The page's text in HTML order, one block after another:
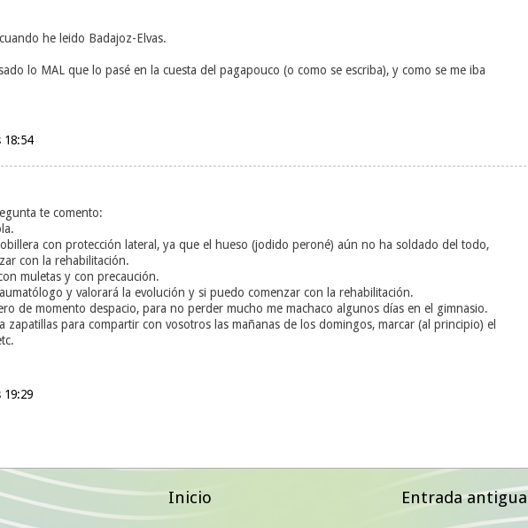
he leido Badajoz-Elvas.
lo MAL que lo pasé en la cuesta del pagapouco (o como se escriba), y como se me iba
18:54
te comento:
con protección lateral, ya que el hueso (jodido peroné) aún no ha soldado del todo,
con la rehabilitación.
muletas y con precaución.
y valorará la evolución y si puedo comenzar con la rehabilitación.
de momento despacio, para no perder mucho me machaco algunos días en el gimnasio.
zapatillas para compartir con vosotros las mañanas de los domingos, marcar (al principio) el
19:29
Entrada antigua
Inicio